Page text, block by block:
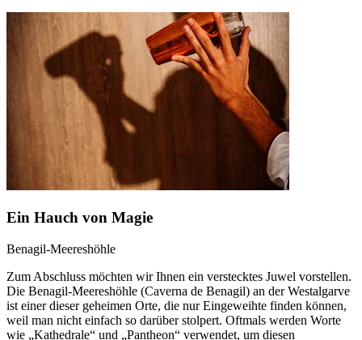
Ein Hauch von Magie
Benagil-Meereshöhle
Zum Abschluss möchten wir Ihnen ein verstecktes Juwel vorstellen.
Die Benagil-Meereshöhle (Caverna de Benagil) an der Westalgarve
ist einer dieser geheimen Orte, die nur Eingeweihte finden können,
weil man nicht einfach so darüber stolpert. Oftmals werden Worte
wie „Kathedrale“ und „Pantheon“ verwendet, um diesen